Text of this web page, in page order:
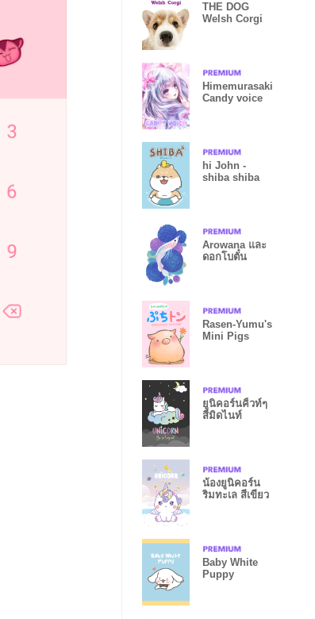
THE DOG
Welsh Corgi
Himemurasaki
Candy voice
hi John -
shiba shiba
Arowana และ
ดอกโบตั๋น
Rasen-Yumu's
Mini Pigs
ยูนิคอร์นคิ้วท์ๆ
สีมิดไนท์
น้องยูนิคอร์น
ริมทะเล สีเขียว
Baby White
Puppy